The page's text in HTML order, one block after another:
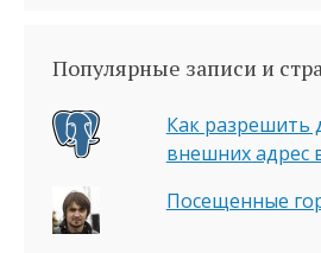
Популярные записи и
Как разрешить
внешних адрес
Посещенные